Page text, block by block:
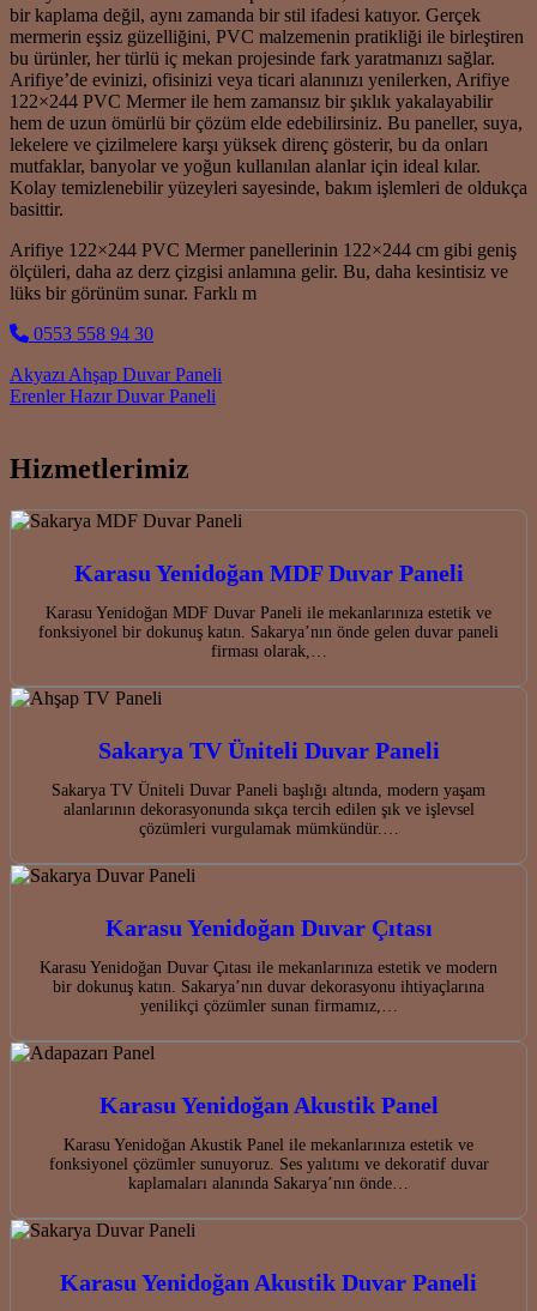
bir kaplama değil, aynı zamanda bir stil ifadesi katıyor. Gerçek
mermerin eşsiz güzelliğini, PVC malzemenin pratikliği ile birleştiren
bu ürünler, her türlü iç mekan projesinde fark yaratmanızı sağlar.
Arifiye’de evinizi, ofisinizi veya ticari alanınızı yenilerken, Arifiye
122×244 PVC Mermer ile hem zamansız bir şıklık yakalayabilir
hem de uzun ömürlü bir çözüm elde edebilirsiniz. Bu paneller, suya,
lekelere ve çizilmelere karşı yüksek direnç gösterir, bu da onları
mutfaklar, banyolar ve yoğun kullanılan alanlar için ideal kılar.
Kolay temizlenebilir yüzeyleri sayesinde, bakım işlemleri de oldukça
basittir.
Arifiye 122×244 PVC Mermer panellerinin 122×244 cm gibi geniş
ölçüleri, daha az derz çizgisi anlamına gelir. Bu, daha kesintisiz ve
lüks bir görünüm sunar. Farklı m
0553 558 94 30
Post navigation
Akyazı Ahşap Duvar Paneli
Erenler Hazır Duvar Paneli
Hizmetlerimiz
Karasu Yenidoğan MDF Duvar Paneli
Karasu Yenidoğan MDF Duvar Paneli ile mekanlarınıza estetik ve
fonksiyonel bir dokunuş katın. Sakarya’nın önde gelen duvar paneli
firması olarak,…
Sakarya TV Üniteli Duvar Paneli
Sakarya TV Üniteli Duvar Paneli başlığı altında, modern yaşam
alanlarının dekorasyonunda sıkça tercih edilen şık ve işlevsel
çözümleri vurgulamak mümkündür.…
Karasu Yenidoğan Duvar Çıtası
Karasu Yenidoğan Duvar Çıtası ile mekanlarınıza estetik ve modern
bir dokunuş katın. Sakarya’nın duvar dekorasyonu ihtiyaçlarına
yenilikçi çözümler sunan firmamız,…
Karasu Yenidoğan Akustik Panel
Karasu Yenidoğan Akustik Panel ile mekanlarınıza estetik ve
fonksiyonel çözümler sunuyoruz. Ses yalıtımı ve dekoratif duvar
kaplamaları alanında Sakarya’nın önde…
Karasu Yenidoğan Akustik Duvar Paneli